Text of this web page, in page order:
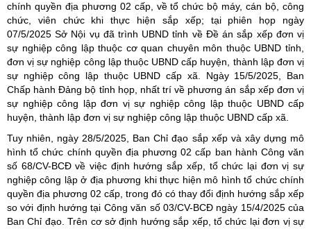
chính quyền địa phương 02 cấp, về tổ chức bộ máy, cán bộ, công
chức, viên chức khi thực hiện sắp xếp; tại phiên họp ngày
07/5/2025 Sở Nội vụ đã trình UBND tỉnh về Đề án sắp xếp đơn vị
sự nghiệp công lập thuộc cơ quan chuyên môn thuộc UBND tỉnh,
đơn vị sự nghiệp công lập thuộc UBND cấp huyện, thành lập đơn vị
sự nghiệp công lập thuộc UBND cấp xã. Ngày 15/5/2025, Ban
Chấp hành Đảng bộ tỉnh họp, nhất trí về phương án sắp xếp đơn vị
sự nghiệp công lập đơn vị sự nghiệp công lập thuộc UBND cấp
huyện, thành lập đơn vị sự nghiệp công lập thuộc UBND cấp xã.
Tuy nhiên, ngày 28/5/2025, Ban Chỉ đạo sắp xếp và xây dựng mô
hình tổ chức chính quyền địa phương 02 cấp ban hành Công văn
số 68/CV-BCĐ về việc định hướng sắp xếp, tổ chức lại đơn vị sự
nghiệp công lập ở địa phương khi thực hiện mô hình tổ chức chính
quyền địa phương 02 cấp, trong đó có thay đổi định hướng sắp xếp
so với định hướng tại Công văn số 03/CV-BCĐ ngày 15/4/2025 của
Ban Chỉ đạo. Trên cơ sở định hướng sắp xếp, tổ chức lại đơn vị sự